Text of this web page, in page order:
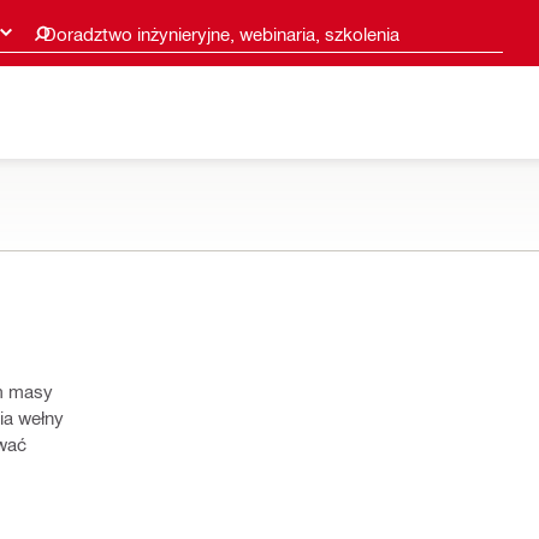
Doradztwo inżynieryjne, webinaria, szkolenia
masy
wełny